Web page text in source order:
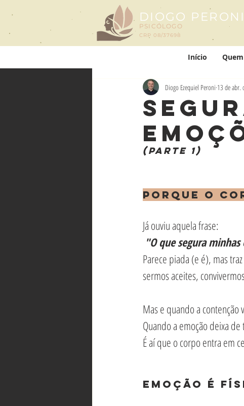
DIOGO PERONI
PSICÓLOGO
CRP 08/37698
Início
Diogo Ezequiel Peroni 13 de abr.
(parte 1)
Porque o
Já ouviu aquela frase:
"O que segura
Parece piada (e é), mas
sermos aceites,
Mas e quando a contenção
Quando a emoção deixa
É aí que o corpo entra em
Emoção é